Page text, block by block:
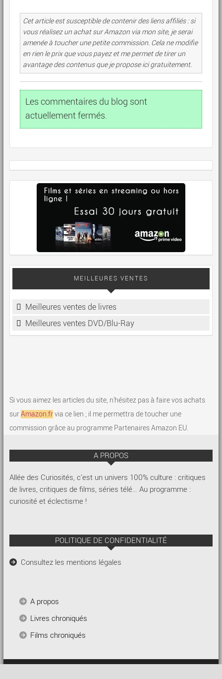
Cet article est susceptible de contenir des liens affiliés : si
vous réalisez un achat sur Amazon via mon site, je serai
amenée à toucher une petite commission. Cela ne modifie
en rien le prix que vous payez et me permet de tirer un
avantage des contenus que je propose ici gratuitement.
Les commentaires du blog sont
actuellement fermés.
MEILLEURES VENTES
Meilleures ventes de livres
Meilleures ventes DVD/Blu-Ray
Si vous aimez les articles du site, n'hésitez pas à faire vos achats
surAmazon.frvia ce lien ; il me permettra de toucher une
commission grâce au programme Partenaires Amazon EU.
A PROPOS
Allée des Curiosités, c’est un univers 100% culture : critiques
de livres, critiques de films, séries télé… Au programme :
curiosité et éclectisme !
POLITIQUE DE CONFIDENTIALITÉ
Consultez les mentions légales
A propos
Livres chroniqués
Films chroniqués